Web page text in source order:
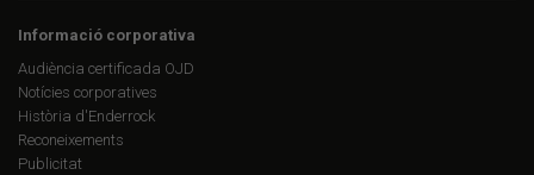
Informació corporativa
Audiència certificada OJD
Notícies corporatives
Història d'Enderrock
Reconeixements
Publicitat